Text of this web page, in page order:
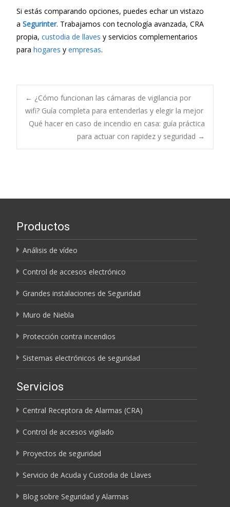
Si estás comparando opciones, puedes echar un vistazo
a Segurinter. Trabajamos con tecnología avanzada, CRA
propia, custodia de llaves y servicios complementarios
para hogares y empresas.
Navegación
← ¿Cómo funcionan las cámaras de vigilancia por
wifi? Guía completa para entenderlas y elegir la mejor
Qué hacer en caso de incendio en casa: guía práctica
para actuar con rapidez y seguridad →
Productos
Análisis de vídeo
Control de accesos electrónico
Grandes instalaciones de Seguridad
Muro de Niebla
Protección contra incendios
Sistemas electrónicos de seguridad
Servicios
Central Receptora de Alarmas (CRA)
Control de accesos vigilado
Proyectos de seguridad
Servicio de Acuda y Custodia de Llaves
Blog sobre Seguridad y Alarmas